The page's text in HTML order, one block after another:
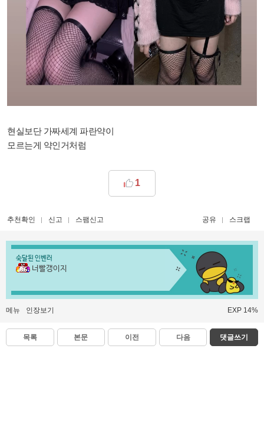
현실보단 가짜세계 파란약이
모르는게 약인거처럼
1
추천확인 신고 스팸신고 공유 스크랩
숙달된 인벤러
너빨갱이지
메뉴 인장보기 EXP 14%
목록 본문 이전 다음 댓글쓰기